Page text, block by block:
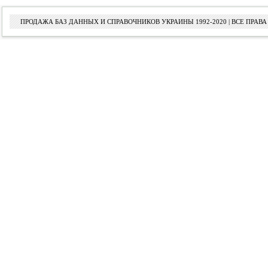
ПРОДАЖА БАЗ ДАННЫХ И СПРАВОЧНИКОВ УКРАИНЫ 1992-2020 | ВСЕ